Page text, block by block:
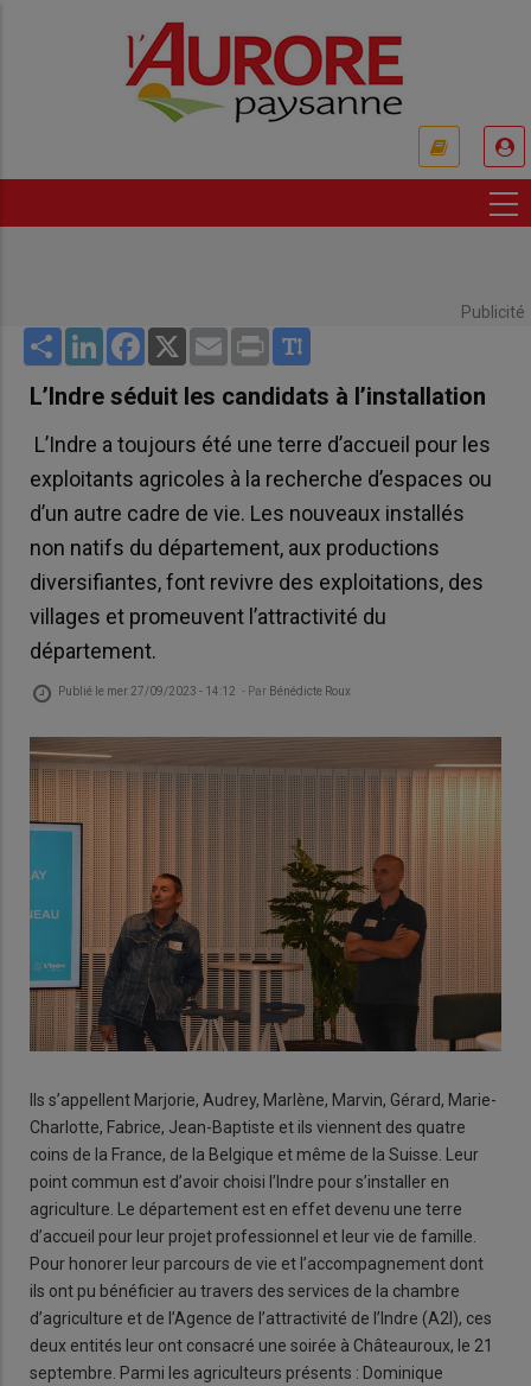
Publicité
Share LinkedInFacebook
X Email Print
L’Indre séduit les candidats à l’installation
L’Indre a toujours été une terre d’accueil pour les
exploitants agricoles à la recherche d’espaces ou
d’un autre cadre de vie. Les nouveaux installés
non natifs du département, aux productions
diversifiantes, font revivre des exploitations, des
villages et promeuvent l’attractivité du
département.
Publié le mer 27/09/2023 - 14:12 - Par Bénédicte Roux
Ils s’appellent Marjorie, Audrey, Marlène, Marvin, Gérard, Marie-
Charlotte, Fabrice, Jean-Baptiste et ils viennent des quatre
coins de la France, de la Belgique et même de la Suisse. Leur
point commun est d’avoir choisi l’Indre pour s’installer en
agriculture. Le département est en effet devenu une terre
d’accueil pour leur projet professionnel et leur vie de famille.
Pour honorer leur parcours de vie et l’accompagnement dont
ils ont pu bénéficier au travers des services de la chambre
d’agriculture et de l’Agence de l’attractivité de l’Indre (A2I), ces
deux entités leur ont consacré une soirée à Châteauroux, le 21
septembre. Parmi les agriculteurs présents : Dominique